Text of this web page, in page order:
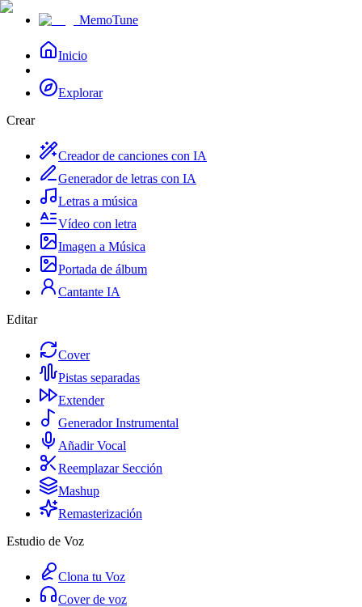
MemoTune
Inicio
Explorar
Crear
Creador de canciones con IA
Generador de letras con IA
Letras a música
Vídeo con letra
Imagen a Música
Portada de álbum
Cantante IA
Editar
Cover
Pistas separadas
Extender
Generador Instrumental
Añadir Vocal
Reemplazar Sección
Mashup
Remasterización
Estudio de Voz
Clona tu Voz
Cover de voz